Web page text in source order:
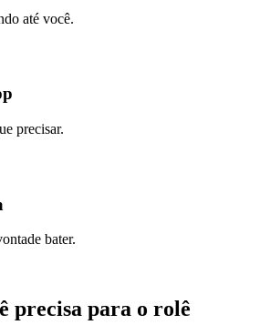
até você.
precisar.
bater.
precisa para o rolê